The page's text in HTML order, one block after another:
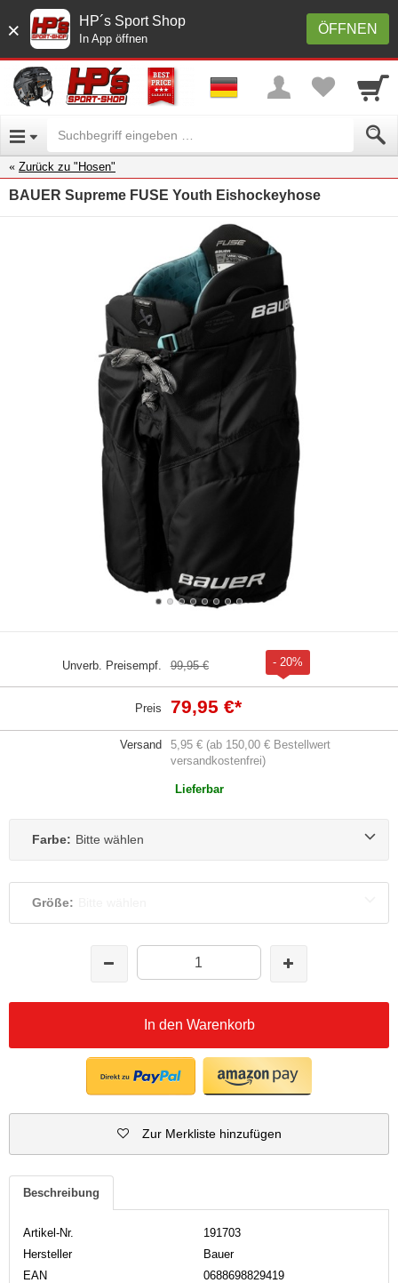
× ÖFFNEN
HP´s Sport Shop
In App öffnen
Zurück zu "Hosen"
BAUER Supreme FUSE Youth Eishockeyhose
Unverb. Preisempf. 99,95 € - 20%
Preis 79,95 €*
Versand
5,95 € (ab 150,00 € Bestellwert
versandkostenfrei)
Lieferbar
Farbe: Bitte wählen
Größe:
In den Warenkorb
Zur Merkliste hinzufügen
Beschreibung
Artikel-Nr.
191703
Hersteller
Bauer
EAN
0688698829419